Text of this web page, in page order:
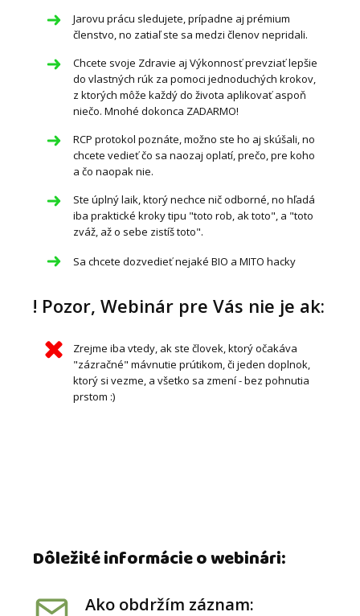
Jarovu prácu sledujete, prípadne aj prémium
členstvo, no zatiaľ ste sa medzi členov nepridali.
Chcete svoje Zdravie aj Výkonnosť prevziať lepšie
do vlastných rúk za pomoci jednoduchých krokov,
z ktorých môže každý do života aplikovať aspoň
niečo. Mnohé dokonca ZADARMO!
RCP protokol poznáte, možno ste ho aj skúšali, no
chcete vedieť čo sa naozaj oplatí, prečo, pre koho
a čo naopak nie.
Ste úplný laik, ktorý nechce nič odborné, no hľadá
iba praktické kroky tipu "toto rob, ak toto", a "toto
zváž, až o sebe zistíš toto".
Sa chcete dozvedieť nejaké BIO a MITO hacky
! Pozor, Webinár pre Vás nie je ak:
Zrejme iba vtedy, ak ste človek, ktorý očakáva
"zázračné" mávnutie prútikom, či jeden doplnok,
ktorý si vezme, a všetko sa zmení - bez pohnutia
prstom :)
Dôležité informácie o webinári:
Ako obdržím záznam: